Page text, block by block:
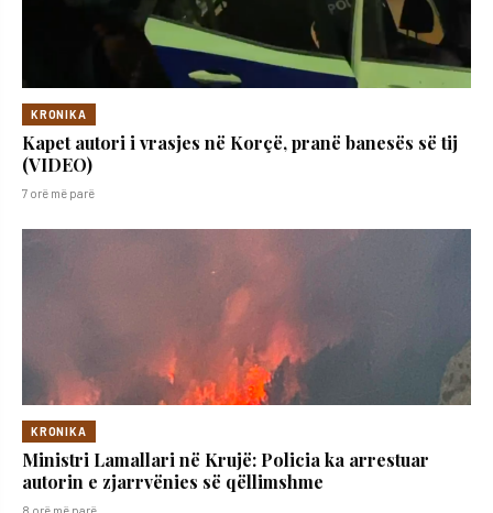
KRONIKA
Kapet autori i vrasjes në Korçë, pranë banesës së tij
(VIDEO)
7 orë më parë
KRONIKA
Ministri Lamallari në Krujë: Policia ka arrestuar
autorin e zjarrvënies së qëllimshme
8 orë më parë